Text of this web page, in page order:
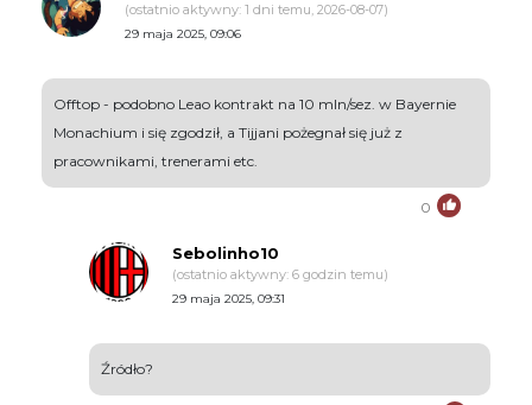
(ostatnio aktywny: 1 dni temu, 2026-08-07)
29 maja 2025, 09:06
Offtop - podobno Leao kontrakt na 10 mln/sez. w Bayernie
Monachium i się zgodził, a Tijjani pożegnał się już z
pracownikami, trenerami etc.
0
Sebolinho10
(ostatnio aktywny: 6 godzin temu)
29 maja 2025, 09:31
Źródło?